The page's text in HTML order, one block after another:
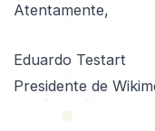
Atentamente,
Eduardo Testart
Presidente de